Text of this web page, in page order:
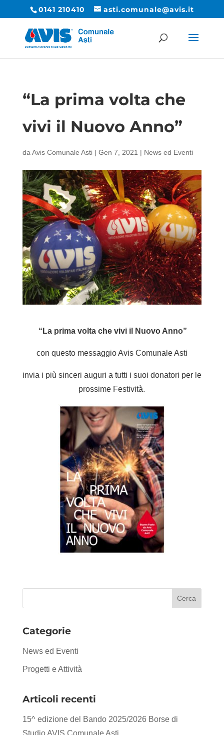
0141 210410 asti.comunale@avis.it
“La prima volta che
vivi il Nuovo Anno”
da Avis Comunale Asti| Gen 7, 2021 | News ed Eventi
“La prima volta che vivi il Nuovo Anno”
con questo messaggio Avis Comunale Asti
invia i più sinceri auguri a tutti i suoi donatori per le
prossime Festività.
Categorie
News ed Eventi
Progetti e Attività
Articoli recenti
15^ edizione del Bando 2025/2026 Borse di
Studio AVIS Comunale Asti.